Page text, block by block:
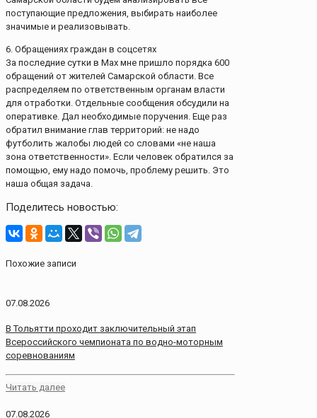
поступающие предложения, выбирать наиболее
значимые и реализовывать.
6. Обращениях граждан в соцсетях
За последние сутки в Max мне пришло порядка 600
обращений от жителей Самарской области. Все
распределяем по ответственным органам власти
для отработки. Отдельные сообщения обсудили на
оперативке. Дал необходимые поручения. Еще раз
обратил внимание глав территорий: не надо
футболить жалобы людей со словами «не наша
зона ответственности». Если человек обратился за
помощью, ему надо помочь, проблему решить. Это
наша общая задача.
Поделитесь новостью:
Похожие записи
07.08.2026
В Тольятти проходит заключительный этап
Всероссийского чемпионата по водно-моторным
соревнованиям
Читать далее
07.08.2026